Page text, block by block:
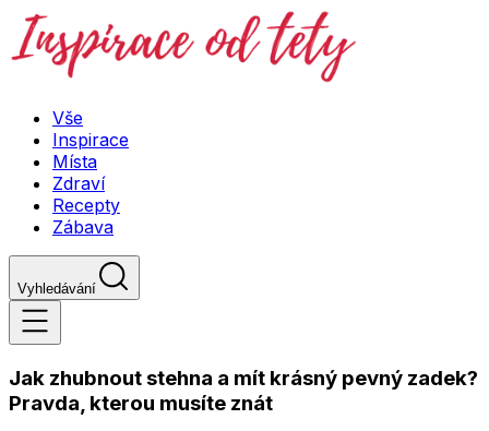
Vše
Inspirace
Místa
Zdraví
Recepty
Zábava
Vyhledávání
Jak zhubnout stehna a mít krásný pevný zadek?
Pravda, kterou musíte znát